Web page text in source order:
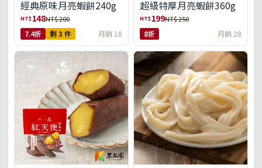
經典原味月亮蝦餅240g
NT$ 148NT$ 200
7.4折 剩 3 件 月銷 18
超級特厚月亮蝦餅360g
NT$ 199NT$ 250
8折 月銷 28